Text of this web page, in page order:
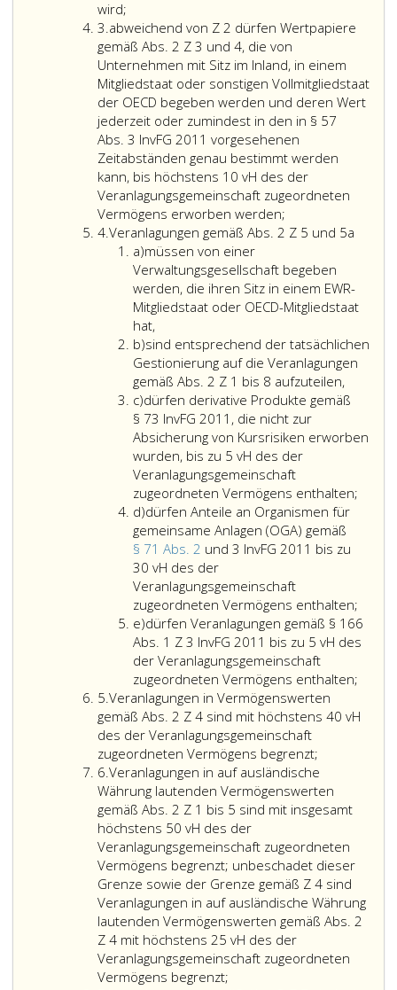
und
(EU)
Nr. 1095/2010
ABl.
Nr. L 174
vom
01.07.2011
Sitzung 1,
in
der
Fassung
der
Berichtigung
ABl.
Nr. L 155
vom
27.04.2012
Sitzung 35,
zum
Vertrieb
in
einem
anderen
Mitgliedstaat
zugelassen
sind
und
nicht
zusätzlich
unter
Absatz
2,
Ziffer
5
a,
oder
6
fallen;
8,
amtlich
notiert
oder
an
einem
anderen
geregelten
Markt
Drittlandes,
anerkannt,
für
das
offen
und
dessen
Funktionsweise
ordnungsgemäß
ist,
gehandelt
werden,
sofern
die
Wahl
dieser
oder
dieses
Marktes
in
den
ausdrücklich
vorgesehen
ist
und
es
sich
nicht
ein
Drittland
mit
hohem
Risiko
gemäß
Paragraph
wird;
im
ersten
Jahr
seit
Beginn
ihrer
Ausgabe
erworben
werden,
wenn
die
Ausgabebedingungen
die
Verpflichtung
enthalten,
dass
die
Zulassung
zur
amtlichen
Notierung
oder
zum
Handel
an
einem
der
unter
Litera
a,
angeführten
Märkte
beantragt
wird;
3.Ziffer
3
abweichend von Z 2 dürfen Wertpapiere
gemäß Abs. 2 Z 3 und 4, die von
Unternehmen mit Sitz im Inland, in einem
Mitgliedstaat oder sonstigen Vollmitgliedstaat
der OECD begeben werden und deren Wert
jederzeit oder zumindest in den in § 57
Abs. 3 InvFG 2011 vorgesehenen
Zeitabständen genau bestimmt werden
kann, bis höchstens 10 vH des der
Veranlagungsgemeinschaft zugeordneten
Vermögens erworben werden;
von
2,
dürfen
Wertpapiere
Absatz
2,
Ziffer
3
und
4,
die
von
Unternehmen
mit
Sitz
im
in
einem
Mitgliedstaat
oder
sonstigen
Vollmitgliedstaat
der
OECD
begeben
werden
und
deren
Wert
oder
zumindest
in
den
in
Paragraph
57,
4.Ziffer
Veranlagungen gemäß Abs. 2 Z 5 und 5a
2,
Ziffer
und
5a
a)Litera
a
müssen von einer
Verwaltungsgesellschaft begeben
werden, die ihren Sitz in einem EWR-
Mitgliedstaat oder OECD-Mitgliedstaat
hat,
b)Litera
b
sind entsprechend der tatsächlichen
Gestionierung auf die Veranlagungen
gemäß Abs. 2 Z 1 bis 8 aufzuteilen,sind
die
gemäß
Absatz
eins
bis
8
c)Litera
c
dürfen derivative Produkte gemäß
§ 73 InvFG 2011, die nicht zur
Absicherung von Kursrisiken erworben
wurden, bis zu 5 vH des der
Veranlagungsgemeinschaft
zugeordneten Vermögens enthalten;
die
nicht
d)Litera
d
dürfen Anteile an Organismen für
gemeinsame Anlagen (OGA) gemäß
§ 71 Abs. 2 und 3 InvFG 2011 bis zu
30 vH des der
Veranlagungsgemeinschaft
zugeordneten Vermögens enthalten;
an
bis
zu
e)Litera
e
dürfen Veranlagungen gemäß § 166
Abs. 1 Z 3 InvFG 2011 bis zu 5 vH des
der Veranlagungsgemeinschaft
zugeordneten Vermögens enthalten;
gemäß
5 vH
des
5.Ziffer
5
Veranlagungen in Vermögenswerten
gemäß Abs. 2 Z 4 sind mit höchstens 40 vH
des der Veranlagungsgemeinschaft
zugeordneten Vermögens begrenzt;
in
gemäß
2,
Ziffer
4,
sind
mit
40 vH
6.Ziffer
6
Veranlagungen in auf ausländische
Währung lautenden Vermögenswerten
gemäß Abs. 2 Z 1 bis 5 sind mit insgesamt
höchstens 50 vH des der
Veranlagungsgemeinschaft zugeordneten
Vermögens begrenzt; unbeschadet dieser
Grenze sowie der Grenze gemäß Z 4 sind
Veranlagungen in auf ausländische Währung
lautenden Vermögenswerten gemäß Abs. 2
Z 4 mit höchstens 25 vH des der
Veranlagungsgemeinschaft zugeordneten
Vermögens begrenzt;